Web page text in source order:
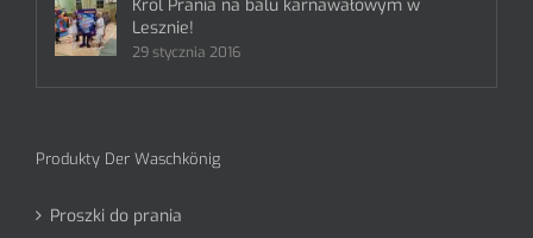
Król Prania na balu karnawałowym w
Lesznie!
29 stycznia 2016
Produkty Der Waschkönig
Proszki do prania